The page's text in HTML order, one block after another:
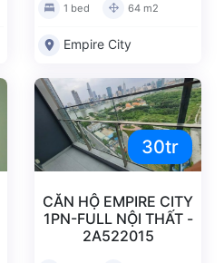
1 bed 64 m2
Empire City
30tr
CĂN HỘ EMPIRE CITY
1PN-FULL NỘI THẤT -
2A522015